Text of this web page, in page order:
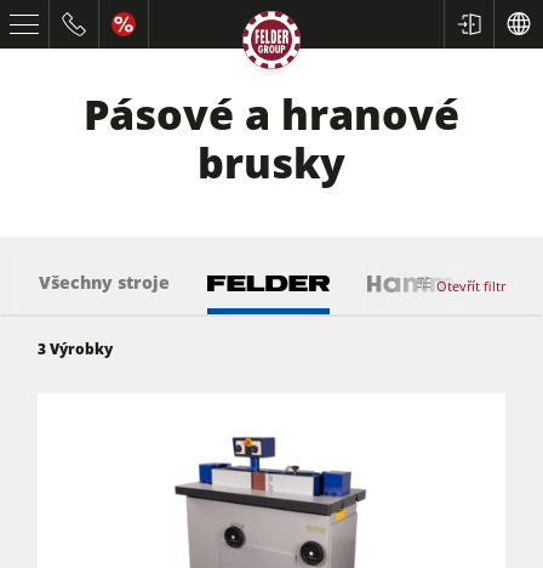
Okružní pily s frézkou
Kombinované dřevoobráběcí stroje
CNC obráběcí centra
Pásové a hranové
brusky
Otevřít filtr
Všechny stroje
3Výrobky